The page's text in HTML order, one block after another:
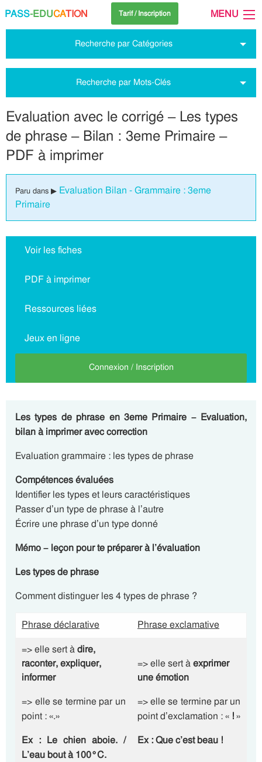
PASS-EDUCATION Tarif / Inscription MENU
Recherche par Catégories
Recherche par Mots-Clés
Evaluation avec le corrigé – Les types
de phrase – Bilan : 3eme Primaire –
PDF à imprimer
Paru dans ▶ Evaluation Bilan - Grammaire : 3eme
Primaire
Voir les fiches
PDF à imprimer
Ressources liées
Jeux en ligne
Connexion / Inscription
Les types de phrase en 3eme Primaire – Evaluation,
bilan à imprimer avec correction
Evaluation grammaire : les types de phrase
Compétences évaluées
Identifier les types et leurs caractéristiques
Passer d’un type de phrase à l’autre
Écrire une phrase d’un type donné
Mémo – leçon pour te préparer à l’évaluation
Les types de phrase
Comment distinguer les 4 types de phrase ?
Phrase déclarative
Phrase exclamative
=> elle sert àdire,
raconter, expliquer,
informer
=> elle se termine par un
point : «.»
Ex : Le chien aboie. /
L’eau bout à 100°C.
=> elle sert àexprimer
uneémotion
=> elle se termine par un
point d’exclamation : « !»
Ex : Que c’est beau !